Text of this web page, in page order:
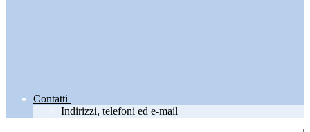
Contatti
Indirizzi, telefoni ed e-mail